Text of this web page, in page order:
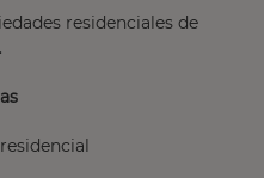
residenciales de